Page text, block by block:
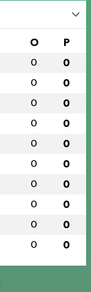
O P
0 0
0 0
0 0
0 0
0 0
0 0
0 0
0 0
0 0
0 0